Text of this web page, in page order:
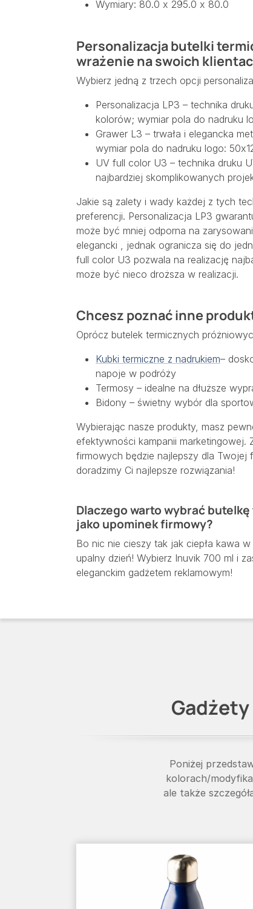
Wymiary: 80.0 x 295.0 x 80.0
Personalizacja butelki
wrażenie na swoich
Wybierz jedną z trzech opcji
Personalizacja LP3 – technika
kolorów; wymiar pola do nadruku
Grawer L3 – trwała i elegancka
wymiar pola do nadruku logo:
UV full color U3 – technika druku
najbardziej skomplikowanych
Jakie są zalety i wady każdej z tych
preferencji. Personalizacja LP3
może być mniej odporna na
elegancki , jednak ogranicza się do
full color U3 pozwala na realizację
może być nieco droższa w realizacji.
Chcesz poznać inne
Oprócz butelek termicznych
Kubki termiczne z nadrukiem–
napoje w podróży
Termosy – idealne na dłuższe
Bidony – świetny wybór dla
Wybierając nasze produkty, masz
efektywności kampanii
firmowych będzie najlepszy dla Twojej
doradzimy Ci najlepsze rozwiązania!
Dlaczego warto wybrać
jako upominek firmowy?
Bo nic nie cieszy tak jak ciepła kawa
upalny dzień! Wybierz Inuvik 700 ml i
eleganckim gadżetem reklamowym!
Poniżej
kolorach/
ale także